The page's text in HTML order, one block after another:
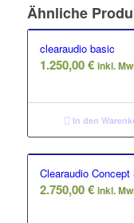
Ähnliche
clearaudio basic
1.250,00€ inkl.
In den
Clearaudio
2.750,00€ inkl.